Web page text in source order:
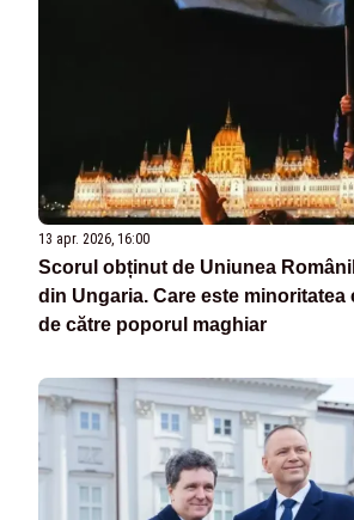
13 apr. 2026, 16:00
Scorul obținut de Uniunea
din Ungaria. Care este minoritatea
de către poporul maghiar